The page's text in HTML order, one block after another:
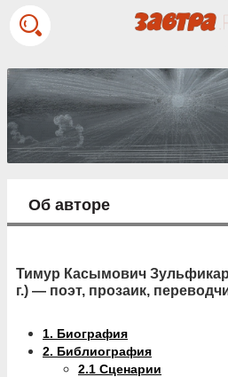
Об авторе
Тимур Касымович
г.) — поэт, прозаик,
1. Биография
2. Библиография
2.1 Сценарии